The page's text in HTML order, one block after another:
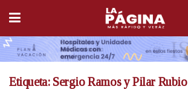
Etiqueta: Sergio Ramos y Pilar Rubio